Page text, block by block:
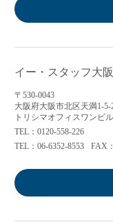
イー・スタッフ大
〒530-0043
大阪府大阪市北区天満1-5-
トリシマオフィスワンビ
TEL：0120-558-226
TEL：06-6352-8553
FAX